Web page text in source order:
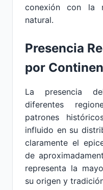
conexión con la
natural.
Presencia
por
La presencia
diferentes
patrones
influido en su
claramente el
de
representa la
su origen y